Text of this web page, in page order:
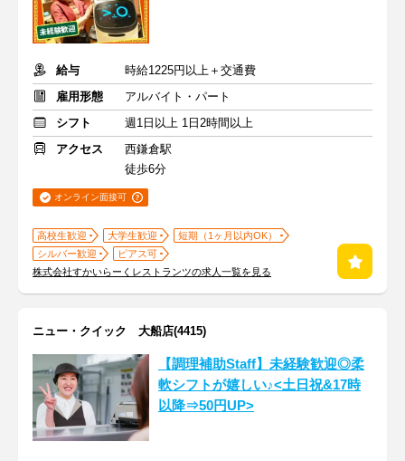
給与
時給1225円以上＋交通費
雇用形態
アルバイト・パート
シフト
週1日以上 1日2時間以上
アクセス
西鎌倉駅
徒歩6分
オンライン面接可
高校生歓迎 大学生歓迎
短期（1ヶ月以内OK）
シルバー歓迎
ピアス可
株式会社すかいらーくレストランツの求人一覧を見る
ニュー・クイック 大船店(4415)
【調理補助Staff】未経験歓迎◎柔
軟シフトが嬉しい♪<土日祝&17時
以降⇒50円UP>